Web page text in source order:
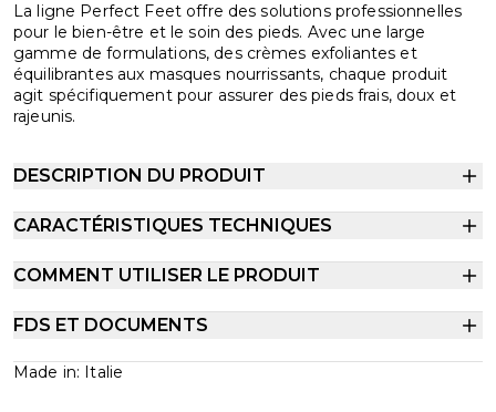
La ligne Perfect Feet offre des solutions professionnelles
pour le bien-être et le soin des pieds. Avec une large
gamme de formulations, des crèmes exfoliantes et
équilibrantes aux masques nourrissants, chaque produit
agit spécifiquement pour assurer des pieds frais, doux et
rajeunis.
DESCRIPTION DU PRODUIT
CARACTÉRISTIQUES TECHNIQUES
COMMENT UTILISER LE PRODUIT
FDS ET DOCUMENTS
Made in: Italie